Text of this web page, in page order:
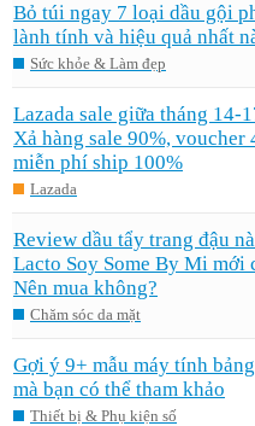
Bỏ túi ngay 7 loại dầu gội
lành tính và hiệu quả nhất
Sức khỏe & Làm đẹp
Lazada sale giữa tháng 14-
Xả hàng sale 90%, voucher
miễn phí ship 100%
Lazada
Review dầu tẩy trang đậu
Lacto Soy Some By Mi mới
Nên mua không?
Chăm sóc da mặt
Gợi ý 9+ mẫu máy tính
mà bạn có thể tham khảo
Thiết bị & Phụ kiện số